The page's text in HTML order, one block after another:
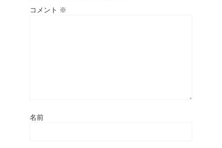
コメント ※
名前